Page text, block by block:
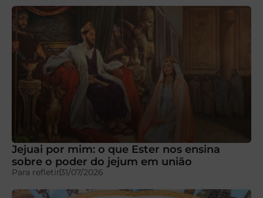
Jejuai por mim: o que Ester nos ensina
sobre o poder do jejum em união
Para refletir31/07/2026